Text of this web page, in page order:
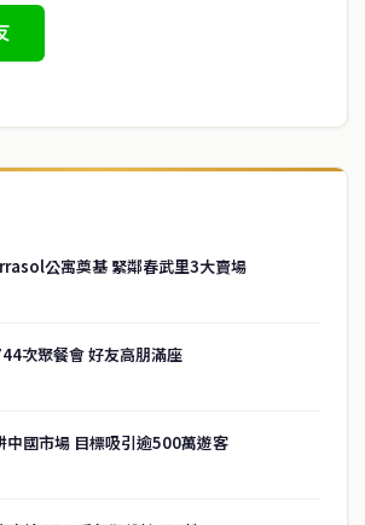
公寓奠基 緊鄰春武里3大賣場
次聚餐會 好友高朋滿座
中國市場 目標吸引逾500萬遊客